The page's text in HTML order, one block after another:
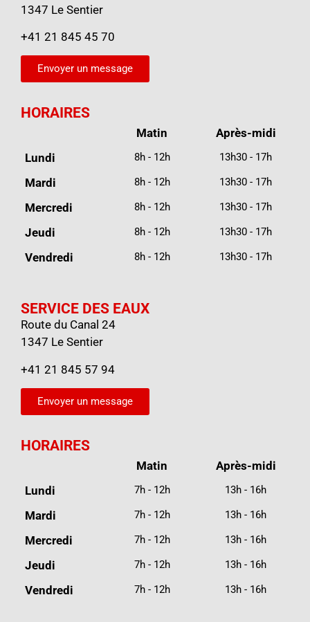
1347 Le Sentier
+41 21 845 45 70
Envoyer un message
HORAIRES
Matin
Après-midi
Lundi
8h - 12h 13h30 - 17h
Mardi 8h - 12h 13h30 - 17h
Mercredi 8h - 12h 13h30 - 17h
Jeudi 8h - 12h 13h30 - 17h
Vendredi 8h - 12h 13h30 - 17h
SERVICE DES EAUX
Route du Canal 24
1347 Le Sentier
+41 21 845 57 94
Envoyer un message
HORAIRES
Matin
Après-midi
Lundi
7h - 12h 13h - 16h
Mardi 7h - 12h 13h - 16h
Mercredi 7h - 12h 13h - 16h
Jeudi 7h - 12h 13h - 16h
Vendredi 7h - 12h 13h - 16h